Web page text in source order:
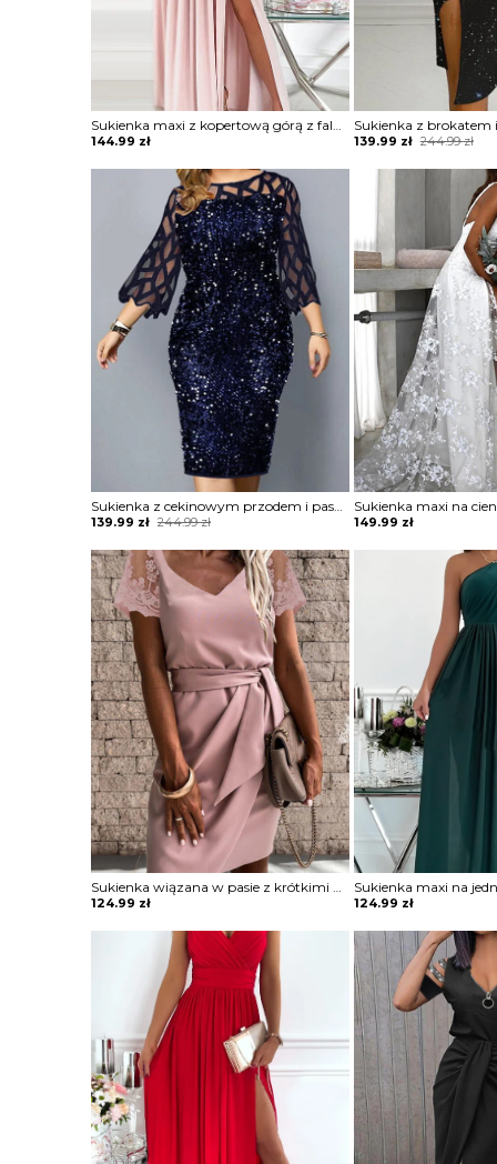
Sukienka maxi z kopertową górą z falbankami
144.99 zł 244.99zł
Original
was:
139.99 zł
Current
Sukienka z cekinowym przodem i paskami
244.99zł
Original
was:
244.99 zł.
139.99 zł
Current
is:
139.99 zł.
149.99 zł
Sukienka wiązana w pasie z krótkimi koronkowymi rękawami
124.99 zł 124.99 zł